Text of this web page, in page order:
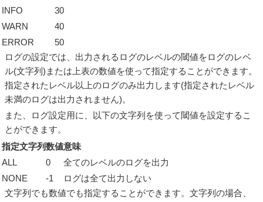
INFO
30
WARN
40
ERROR
50
ログの設定では、出力されるログのレベルの閾値をログのレベ
ル(文字列)または上表の数値を使って指定することができます。
指定されたレベル以上のログのみ出力します(指定されたレベル
未満のログは出力されません)。
また、ログ設定用に、以下の文字列を使って閾値を設定するこ
とができます。
指定文字列数値意味
ALL
0
全てのレベルのログを出力
NONE
-1
ログは全て出力しない
文字列でも数値でも指定することができます。文字列の場合、